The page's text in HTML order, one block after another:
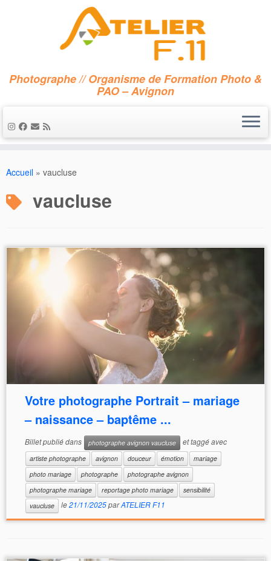
au
Photographe // Organisme de Formation Photo &
PAO – Avignon
Accueil » vaucluse
vaucluse
Votre photographe Portrait – mariage
– naissance – baptême ...
Billet publié dans photographe avignon vaucluse et taggé avec
artiste photographe avignon douceur émotion
mariage
photo mariage
photographe
photographe avignon
photographe mariage
reportage photo mariage
sensibilité
vaucluse
le21/11/2025parATELIER F11